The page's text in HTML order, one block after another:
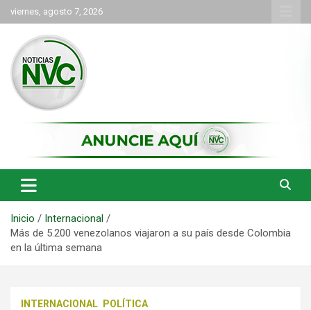
Saltar
al
contenido
viernes, agosto 7, 2026
NVC Noticias
Inicio
Internacional
Más de 5.200 venezolanos viajaron a su país desde Colombia
en la última semana
INTERNACIONAL POLÍTICA